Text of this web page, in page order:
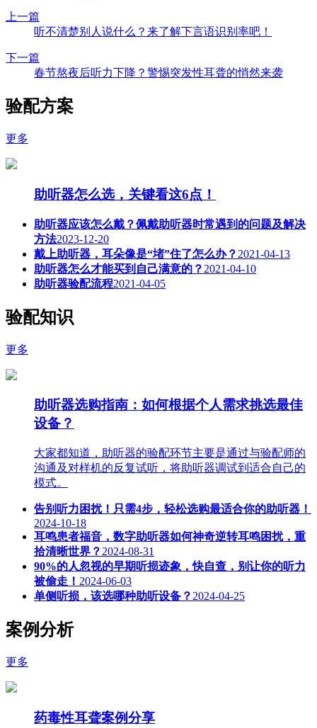
上一篇
听不清楚别人说什么？来了解下言语识别率吧！
下一篇
春节熬夜后听力下降？警惕突发性耳聋的悄然来袭
验配方案
更多
助听器怎么选，关键看这6点！
助听器应该怎么戴？佩戴助听器时常遇到的问题及解决
方法2023-12-20
戴上助听器，耳朵像是“堵”住了怎么办？ 2021-04-13
助听器怎么才能买到自己满意的？ 2021-04-10
助听器验配流程2021-04-05
验配知识
更多
助听器选购指南：如何根据个人需求挑选最佳
设备？
大家都知道，助听器的验配环节主要是通过与验配师的
沟通及对样机的反复试听，将助听器调试到适合自己的
模式。
告别听力困扰！只需4步，轻松选购最适合你的助听器！
2024-10-18
耳鸣患者福音，数字助听器如何神奇逆转耳鸣困扰，重
拾清晰世界？ 2024-08-31
90%的人忽视的早期听损迹象，快自查，别让你的听力
被偷走！ 2024-06-03
单侧听损，该选哪种助听设备？ 2024-04-25
案例分析
更多
药毒性耳聋案例分享